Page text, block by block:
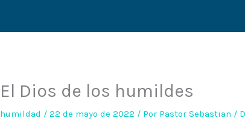
El Dios de los humildes
humildad /22 de mayo de 2022 / Por Pastor Sebastian /